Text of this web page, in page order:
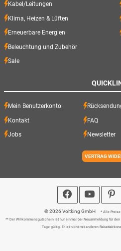
Kabel/Leitungen
Klima, Heizen & Lüften
Erneuerbare Energien
Beleuchtung und Zubehör
Sale
Mein Benutzerkonto
Kontakt FAQ
Jobs Newsletter
VERTRAG
© 2026 Voltking GmbH * Alle Preise
** Der Willkommensgutschein ist nur einmal bei Neuanmeldung für
Tage gültig. Er ist nicht mit anderen